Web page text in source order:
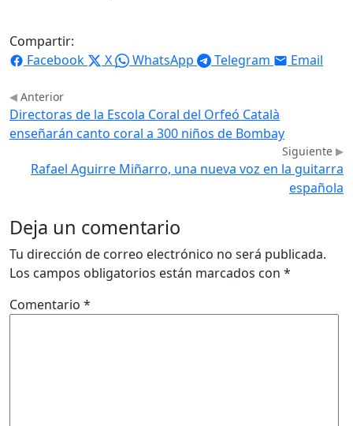
Compartir:
Facebook
X WhatsApp Telegram Email
Anterior
Directoras de la Escola Coral del Orfeó Català
enseñarán canto coral a 300 niños de Bombay
Siguiente
Rafael Aguirre Miñarro, una nueva voz en la guitarra
española
Deja un comentario
Tu dirección de correo electrónico no será publicada.
Los campos obligatorios están marcados con *
Comentario *